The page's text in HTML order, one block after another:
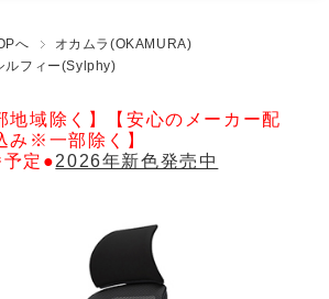
へ
オカムラ(OKAMURA)
ルフィー(Sylphy)
地域除く】【安心のメーカー配
み※一部除く】
定●2026年新色発売中